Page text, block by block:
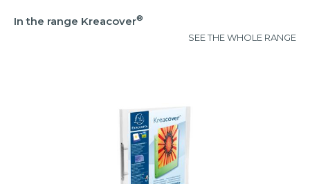
In the range Kreacover®
SEE THE WHOLE RANGE